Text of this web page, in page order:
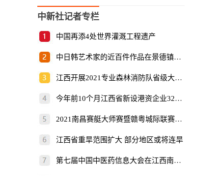
中新社记者专栏
中国再添4处世界灌溉工程遗产
中日韩艺术家的近百件作品在景德镇展出
江西开展2021专业森林消防队省级大比武
今年前10个月江西省新设港资企业325家
2021南昌赛艇大师赛暨赣粤城际联赛开赛
江西省重旱范围扩大 部分地区或将连旱
第七届中国中医药信息大会在江西南昌开幕